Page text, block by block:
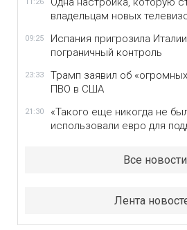
владельцам новых
09:25
Испания пригрозила
пограничный контроль
23:33
Трамп заявил об
ПВО в США
21:30
«Такого еще никогда не
использовали евро для
Все новости
Лента